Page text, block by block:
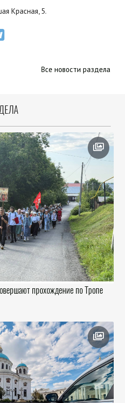
Красная, 5.
Все новости раздела
прохождение по Тропе